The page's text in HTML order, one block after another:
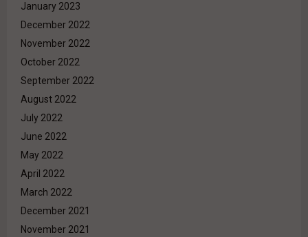
January 2023
December 2022
November 2022
October 2022
September 2022
August 2022
July 2022
June 2022
May 2022
April 2022
March 2022
December 2021
November 2021